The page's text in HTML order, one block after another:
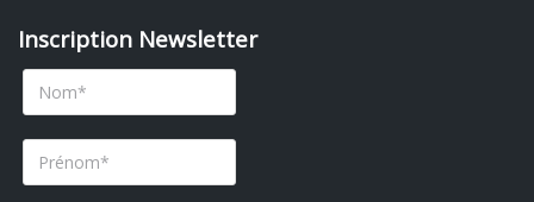
Inscription Newsletter